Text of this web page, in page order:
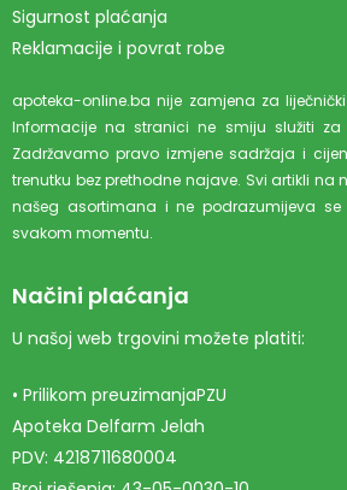
Sigurnost plaćanja
Reklamacije i povrat robe
apoteka-online.ba nije zamjena za
Informacije na stranici ne smiju služiti za
Zadržavamo pravo izmjene sadržaja i
trenutku bez prethodne najave. Svi artikli na
našeg asortimana i ne podrazumijeva
svakom momentu.
Načini plaćanja
U našoj web trgovini možete platiti:
• Prilikom preuzimanjaPZU
Apoteka Delfarm Jelah
PDV: 4218711680004